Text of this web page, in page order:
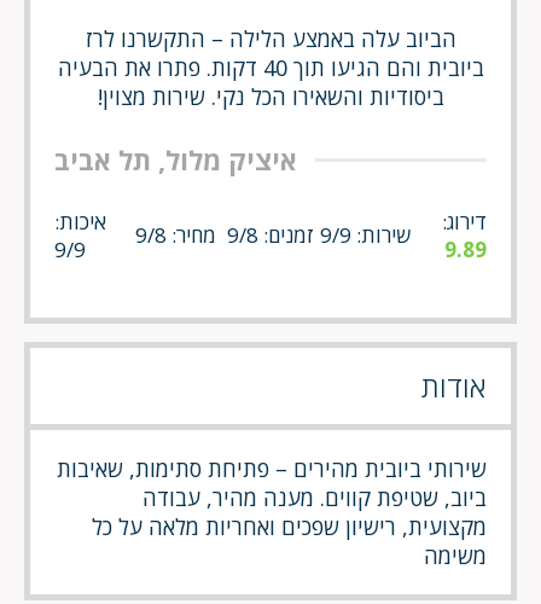
הביוב עלה באמצע הלילה – התקשרנו לרז
ביובית והם הגיעו תוך 40 דקות. פתרו את הבעיה
ביסודיות והשאירו הכל נקי. שירות מצוין!
איציק מלול, תל אביב
דירוג:
9.89
שירות: 9/9 זמנים: 9/8 מחיר: 9/8
איכות:
9/9
אודות
שירותי ביובית מהירים – פתיחת סתימות, שאיבות
ביוב, שטיפת קווים. מענה מהיר, עבודה
מקצועית, רישיון שפכים ואחריות מלאה על כל
משימה